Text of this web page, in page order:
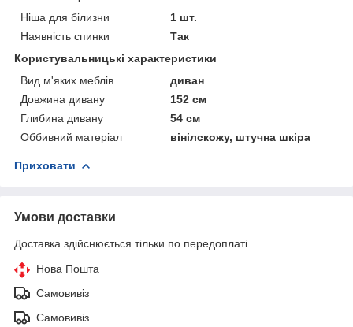
Ніша для білизни
1 шт.
Наявність спинки
Так
Користувальницькі характеристики
Вид м'яких меблів
диван
Довжина дивану
152 см
Глибина дивану
54 см
Оббивний матеріал
вінілскожу, штучна шкіра
Приховати
Умови доставки
Доставка здійснюється тільки по передоплаті.
Нова Пошта
Самовивіз
Самовивіз